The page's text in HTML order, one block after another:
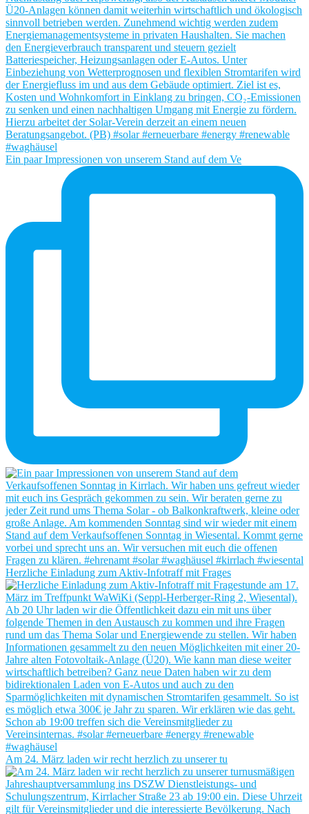
Ein paar Impressionen von unserem Stand auf dem Ve
Herzliche Einladung zum Aktiv-Infotraff mit Frages
Am 24. März laden wir recht herzlich zu unserer tu